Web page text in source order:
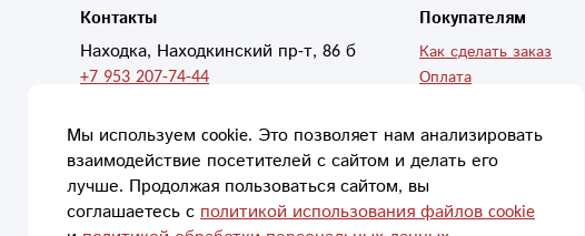
Контакты
Находка, Находкинский пр-т, 86 б
+7 953 207-74-44
boginya.ros@yandex.ru
Заказать звонок
Покупателям
Как сделать заказ
Оплата
О компании
Контакты
О нас
Мы используем cookie. Это позволяет нам анализировать
взаимодействие посетителей с сайтом и делать его
лучше. Продолжая пользоваться сайтом, вы
соглашаетесь с политикой использования файлов cookie